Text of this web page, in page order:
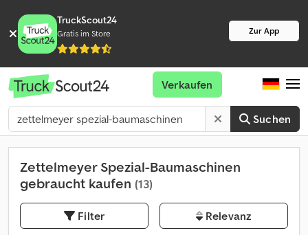
TruckScout24
Gratis im Store Zur App
Suchen
Verkaufen
Zettelmeyer Spezial-Baumaschinen
gebraucht kaufen (13)
Filter Relevanz